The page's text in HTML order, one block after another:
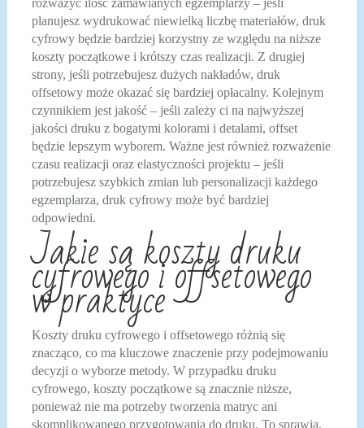
planujesz wydrukować niewielką liczbę materiałów, druk
cyfrowy będzie bardziej korzystny ze względu na niższe
koszty początkowe i krótszy czas realizacji. Z drugiej
strony, jeśli potrzebujesz dużych nakładów, druk
offsetowy może okazać się bardziej opłacalny. Kolejnym
czynnikiem jest jakość – jeśli zależy ci na najwyższej
jakości druku z bogatymi kolorami i detalami, offset
będzie lepszym wyborem. Ważne jest również rozważenie
czasu realizacji oraz elastyczności projektu – jeśli
potrzebujesz szybkich zmian lub personalizacji każdego
egzemplarza, druk cyfrowy może być bardziej
odpowiedni.
Jakie są koszty druku
cyfrowego i offsetowego
w praktyce
Koszty druku cyfrowego i offsetowego różnią się
znacząco, co ma kluczowe znaczenie przy podejmowaniu
decyzji o wyborze metody. W przypadku druku
cyfrowego, koszty początkowe są znacznie niższe,
ponieważ nie ma potrzeby tworzenia matryc ani
skomplikowanego przygotowania do druku. To sprawia,